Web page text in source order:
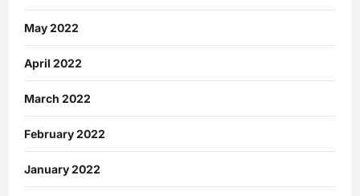
May 2022
April 2022
March 2022
February 2022
January 2022